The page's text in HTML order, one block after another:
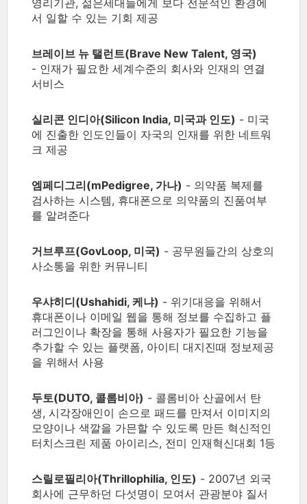
영리기관, 젊은세대들에게 보다 전문적인 환경에
서 일할 수 있는 기회 제공
브레이브 뉴 탤런트(Brave New Talent, 영국)
- 인재가 필요한 세계수준의 회사와 인재의 연결
서비스
실리콘 인디아(Silicon India, 미국과 인도) - 미국
에 진출한 인도인들이 자국의 인재를 위한 네트워
크 제공
엠페디그리(mPedigree, 가나) - 의약품 복제를
검사하는 시스템, 휴대폰으로 의약품의 진품여부
를 알려준다
거브루프(GovLoop, 미국) - 공무원들간의 상호의
사소통을 위한 커뮤니티
우샤히디(Ushahidi, 케냐) - 위기대응을 위해서
휴대폰이나 이메일 웹을 통해 정보를 수집하고 플
러그인이나 확장을 통해 사용자가 필요한 기능을
추가할 수 있는 플랫폼, 아이티 대지진때 정보제공
을 위해서 사용
두토(DUTO, 콜롬비아) - 콜롬비아 산골에서 탄
생, 시각장애인이 손으로 패드를 만져서 이미지의
모양이나 색깔을 가믄할 수 있도록 만든 혁신적인
터치스크린 제품 아이리스, 전미 인재혁신대회 1등
스릴로필리아(Thrillophilia, 인도) - 2007년 외국
회사에 근무하던 다섯명이 모여서 관광분야 질서